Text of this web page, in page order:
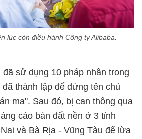
lúc còn điều hành Công ty Alibaba.
sử dụng 10 pháp nhân trong
thành lập để đứng tên chủ
ma". Sau đó, bị can thông qua
cáo bán đất nền ở 3 tỉnh
và Bà Rịa - Vũng Tàu để lừa